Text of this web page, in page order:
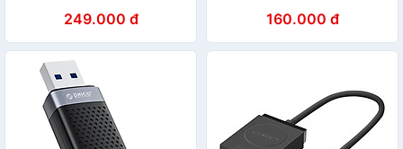
đọc thẻ camera, máy ảnh
đọc thẻ SD+TF3.0- Hàng
chính hãng
249.000 đ
THẺ NHỚ160.000 đ